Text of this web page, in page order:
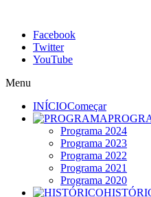
Facebook
Twitter
YouTube
Menu
INÍCIOComeçar
Programa 2024
Programa 2023
Programa 2022
Programa 2021
Programa 2020